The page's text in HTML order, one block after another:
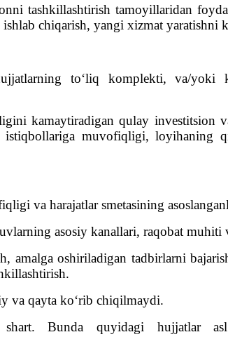
tashkillashtirish tamoyillaridan
chiqarish, yangi xizmat yaratishni
to‘liq komplekti, va/yoki
kamaytiradigan qulay investitsion
muvofiqligi, loyihaning
va harajatlar smetasining
asosiy kanallari, raqobat muhiti
amalga oshiriladigan tadbirlarni
va qayta ko‘rib chiqilmaydi.
Bunda quyidagi hujjatlar